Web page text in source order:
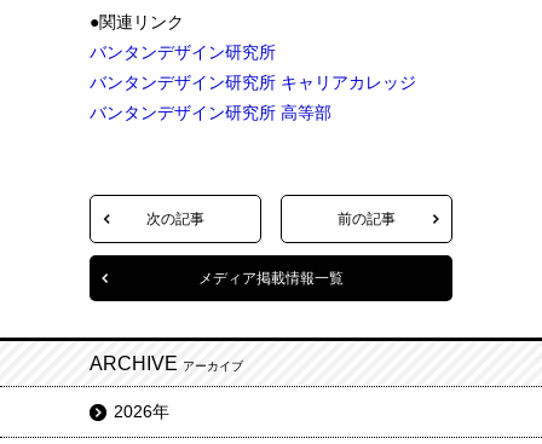
●関連リンク
バンタンデザイン研究所
バンタンデザイン研究所 キャリアカレッジ
バンタンデザイン研究所 高等部
次の記事 前の記事
メディア掲載情報一覧
ARCHIVE アーカイブ
2026年